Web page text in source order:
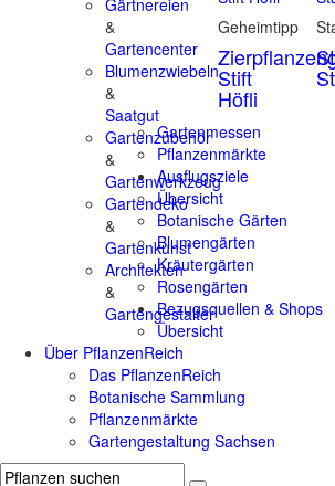
&
Gartencenter
Blumenzwiebeln
&
Saatgut
Gartenzubehör
&
Gartenwerkzeug
Gartendeko
&
Gartenkunst
Architekten
&
Gartengestalter
Geheimtipp
Stift
Höfli
Gartenmessen
Pflanzenmärkte
Ausflugsziele
Übersicht
Botanische Gärten
Blumengärten
Kräutergärten
Rosengärten
Bezugsquellen & Shops
Übersicht
Über PflanzenReich
Das PflanzenReich
Botanische Sammlung
Pflanzenmärkte
Gartengestaltung Sachsen